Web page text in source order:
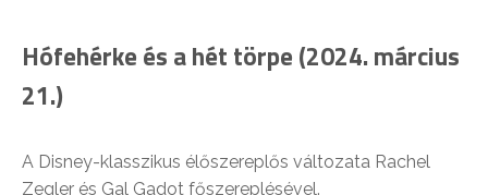
Hófehérke és a hét törpe (2024. március
21.)
A Disney-klasszikus élőszereplős változata Rachel
Zegler és Gal Gadot főszereplésével.